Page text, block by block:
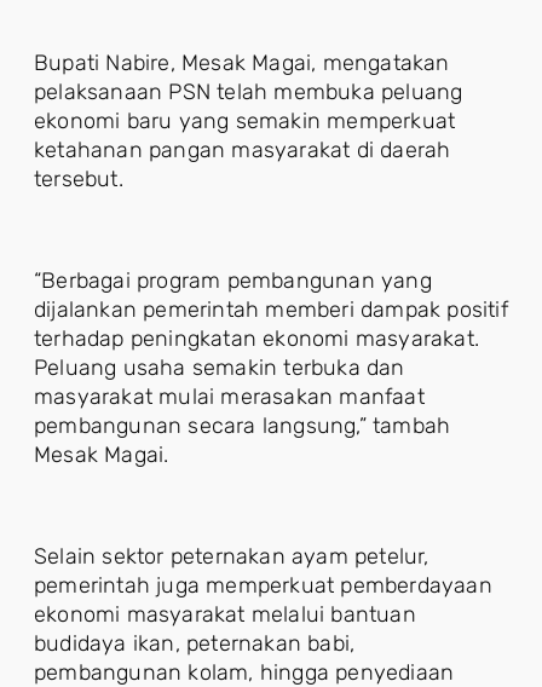
Bupati Nabire, Mesak Magai, mengatakan
pelaksanaan PSN telah membuka peluang
ekonomi baru yang semakin memperkuat
ketahanan pangan masyarakat di daerah
tersebut.
“Berbagai program pembangunan yang
dijalankan pemerintah memberi dampak positif
terhadap peningkatan ekonomi masyarakat.
Peluang usaha semakin terbuka dan
masyarakat mulai merasakan manfaat
pembangunan secara langsung,” tambah
Mesak Magai.
Selain sektor peternakan ayam petelur,
pemerintah juga memperkuat pemberdayaan
ekonomi masyarakat melalui bantuan
budidaya ikan, peternakan babi,
pembangunan kolam, hingga penyediaan